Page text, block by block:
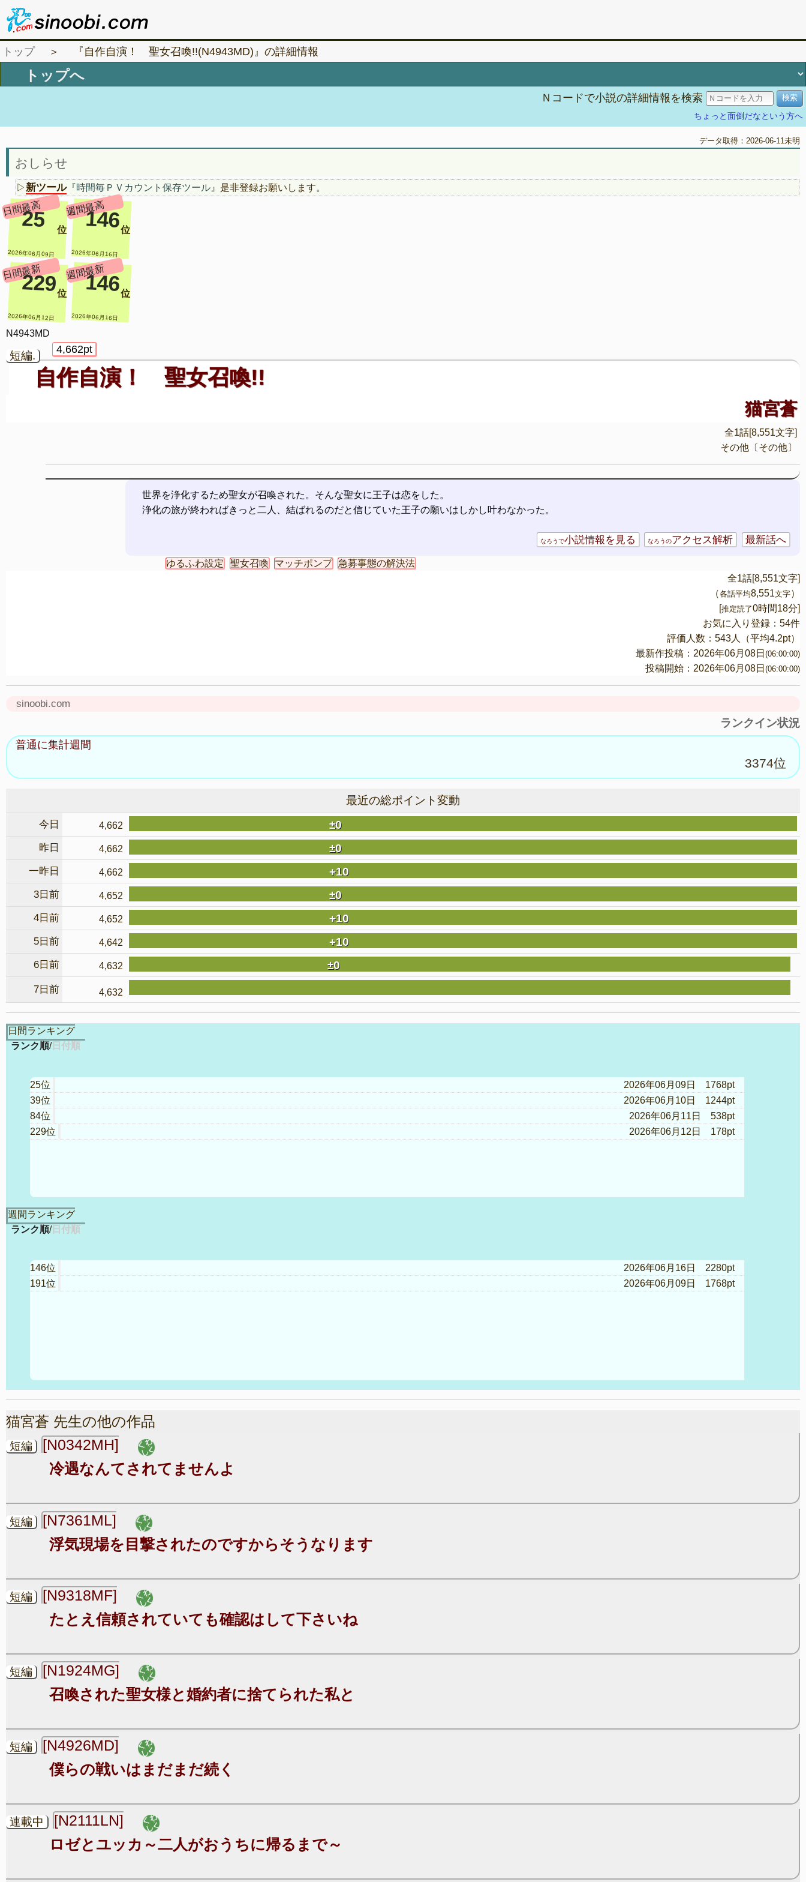
トップ＞ 『自作自演！ 聖女召喚!!(N4943MD)』の詳細情報
Ｎコードで小説の詳細情報を検索
ちょっと面倒だなという方へ
データ取得：2026-06-11未明
おしらせ
▷新ツール『時間毎ＰＶカウント保存ツール』 是非登録お願いします。
日間最高
25 位
2026年06月09日
週間最高
146位
2026年06月16日
日間最新
229位
2026年06月12日
週間最新
146位
2026年06月16日
N4943MD
4,662pt
短編.
自作自演！ 聖女召喚!!
猫宮蒼
全1話[8,551文字]
その他〔その他〕
世界を浄化するため聖女が召喚された。そんな聖女に王子は恋をした。
浄化の旅が終わればきっと二人、結ばれるのだと信じていた王子の願いはしかし叶わなかった。
なろうで小説情報を見る なろうのアクセス解析 最新話へ
ゆるふわ設定 聖女召喚 マッチポンプ
急募事態の解決法
全1話[8,551文字]
（各話平均8,551文字）
[推定読了0時間18分]
お気に入り登録：54件
評価人数： 543人（平均4.2pt）
最新作投稿：2026年06月08日 (06:00:00)
投稿開始：2026年06月08日 (06:00:00)
sinoobi.com
ランクイン状況
普通に集計週間
3374位
最近の総ポイント変動
今日 4,662 ±0
昨日 4,662 ±0
一昨日 4,662 +10
3日前 4,652 ±0
4日前 4,652 +10
5日前 4,642 +10
6日前 4,632 ±0
7日前 4,632
日間ランキング
ランク順/日付順
25位
2026年06月09日 1768pt
39位
2026年06月10日 1244pt
84位
2026年06月11日 538pt
229位
2026年06月12日 178pt
週間ランキング
ランク順/日付順
146位
2026年06月16日 2280pt
191位
2026年06月09日 1768pt
猫宮蒼 先生の他の作品
短編
[N0342MH]
冷遇なんてされてませんよ
短編
[N7361ML]
浮気現場を目撃されたのですからそうなります
短編
[N9318MF]
たとえ信頼されていても確認はして下さいね
短編
[N1924MG]
召喚された聖女様と婚約者に捨てられた私と
短編
[N4926MD]
僕らの戦いはまだまだ続く
連載中
[N2111LN]
ロゼとユッカ～二人がおうちに帰るまで～